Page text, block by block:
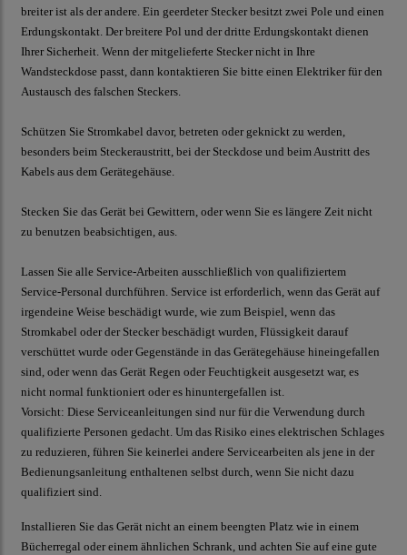
breiter ist als der andere. Ein geerdeter Stecker besitzt zwei Pole und einen
Erdungskontakt. Der breitere Pol und der dritte Erdungskontakt dienen
Ihrer Sicherheit. Wenn der mitgelieferte Stecker nicht in Ihre
Wandsteckdose passt, dann kontaktieren Sie bitte einen Elektriker für den
Austausch des falschen Steckers.
Schützen Sie Stromkabel davor, betreten oder geknickt zu werden,
besonders beim Steckeraustritt, bei der Steckdose und beim Austritt des
Kabels aus dem Gerätegehäuse.
Stecken Sie das Gerät bei Gewittern, oder wenn Sie es längere Zeit nicht
zu benutzen beabsichtigen, aus.
Lassen Sie alle Service-Arbeiten ausschließlich von qualifiziertem
Service-Personal durchführen. Service ist erforderlich, wenn das Gerät auf
irgendeine Weise beschädigt wurde, wie zum Beispiel, wenn das
Stromkabel oder der Stecker beschädigt wurden, Flüssigkeit darauf
verschüttet wurde oder Gegenstände in das Gerätegehäuse hineingefallen
sind, oder wenn das Gerät Regen oder Feuchtigkeit ausgesetzt war, es
nicht normal funktioniert oder es hinuntergefallen ist.
Vorsicht: Diese Serviceanleitungen sind nur für die Verwendung durch
qualifizierte Personen gedacht. Um das Risiko eines elektrischen Schlages
zu reduzieren, führen Sie keinerlei andere Servicearbeiten als jene in der
Bedienungsanleitung enthaltenen selbst durch, wenn Sie nicht dazu
qualifiziert sind.
Installieren Sie das Gerät nicht an einem beengten Platz wie in einem
Bücherregal oder einem ähnlichen Schrank, und achten Sie auf eine gute